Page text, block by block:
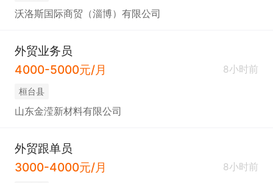
沃洛斯国际商贸（淄博）有限公司
外贸业务员
4000-5000元/月
8小时前
桓台县
山东金滢新材料有限公司
外贸跟单员
3000-4000元/月
8小时前